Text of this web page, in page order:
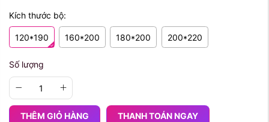
Kích thước bộ:
120*190 160*200 180*200 200*220
Số lượng
THÊM GIỎ HÀNG THANH TOÁN NGAY